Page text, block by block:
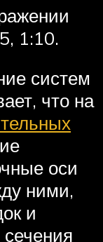
1:10.
систем
что на
оси
ними,
и